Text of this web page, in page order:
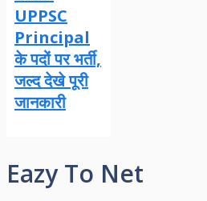
UPPSC
Principal
के पदों पर भर्ती,
जल्द देखे पूरी
जानकारी
Eazy To Net